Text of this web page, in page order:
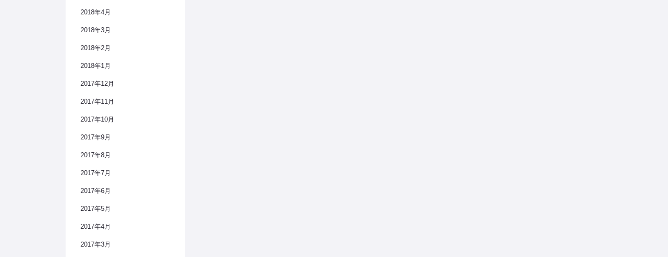
2018年4月
2018年3月
2018年2月
2018年1月
2017年12月
2017年11月
2017年10月
2017年9月
2017年8月
2017年7月
2017年6月
2017年5月
2017年4月
2017年3月